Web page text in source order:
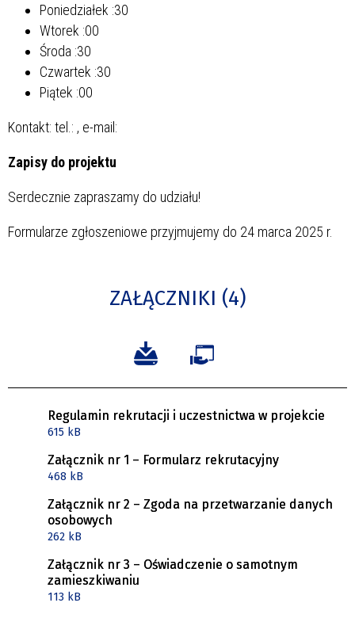
Poniedziałek :30
Wtorek :00
Środa :30
Czwartek :30
Piątek :00
Kontakt: tel.: , e-mail:
Zapisy do projektu
Serdecznie zapraszamy do udziału!
Formularze zgłoszeniowe przyjmujemy do 24 marca 2025 r.
ZAŁĄCZNIKI (4)
Regulamin rekrutacji i uczestnictwa w projekcie
615 kB
Załącznik nr 1 – Formularz rekrutacyjny
468 kB
Załącznik nr 2 – Zgoda na przetwarzanie danych
osobowych
262 kB
Załącznik nr 3 – Oświadczenie o samotnym
zamieszkiwaniu
113 kB